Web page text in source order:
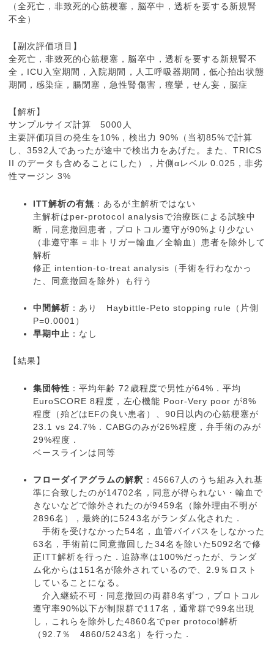
（全死亡，非致死的心筋梗塞，脳卒中，透析を要する新規腎
不全）
【副次評価項目】
全死亡，非致死的心筋梗塞，脳卒中，透析を要する新規腎不
全，ICU入室期間，入院期間，人工呼吸器期間，低心拍出状態
期間，感染症，腸閉塞，急性腎傷害，痙攣，せん妄，脳症
【解析】
サンプルサイズ計算 5000人
主要評価項目の発生を10%，検出力 90%（当初85%で計算
し、3592人であったが途中で検出力をあげた。また、TRICS
II のデータも含めることにした），片側αレベル 0.025，非劣
性マージン 3%
ITT解析の有無 ：あるが主解析ではない
主解析はper-protocol analysisで治療医による試験中
断，同意撤回患者，プロトコル遵守が90%より少ない
（非遵守率 = 非トリガー輸血／全輸血）患者を除外して
解析
修正 intention-to-treat analysis（手術を行わなかっ
た、同意撤回を除外）も行う
中間解析 ：あり Haybittle-Peto stopping rule（片側
P=0.0001）
早期中止 ：なし
【結果】
集団特性 ：平均年齢 72歳程度で男性が64%．平均
EuroSCORE 8程度，左心機能 Poor-Very poor が8%
程度（殆どはEFの良い患者）、90日以内の心筋梗塞が
23.1 vs 24.7%．CABGのみが26%程度，弁手術のみが
29%程度．
ベースラインは同等
フローダイアグラムの解釈 ：45667人のうち組み入れ基
準に合致したのが14702名，同意が得られない・輸血で
きないなどで除外されたのが9459名（除外理由不明が
2896名），最終的に5243名がランダム化された．
手術を受けなかった54名，血管バイパスをしなかった
63名，手術前に同意撤回した34名を除いた5092名で修
正ITT解析を行った．追跡率は100%だったが、ランダ
ム化からは151名が除外されているので、2.9％ロスト
していることになる。
介入継続不可・同意撤回の両群8名ずつ，プロトコル
遵守率90%以下が制限群で117名，通常群で99名出現
し，これらを除外した4860名でper protocol解析
（92.7％ 4860/5243名）を行った．